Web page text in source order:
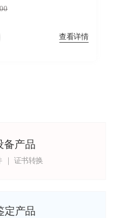
查看详情
备产品
｜ 证书转换
定产品